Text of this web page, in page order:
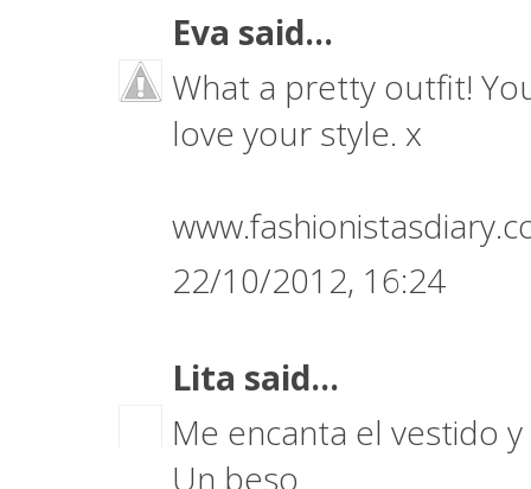
Eva said...
What a pretty outfit!
love your style. x
22/10/2012, 16:24
Lita said...
Me encanta el vestido
Un beso